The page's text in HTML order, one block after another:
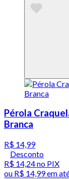
Pérola
Branca
R$ 14,99
Desconto
R$ 14,24no PIX
ou R$ 14,99em